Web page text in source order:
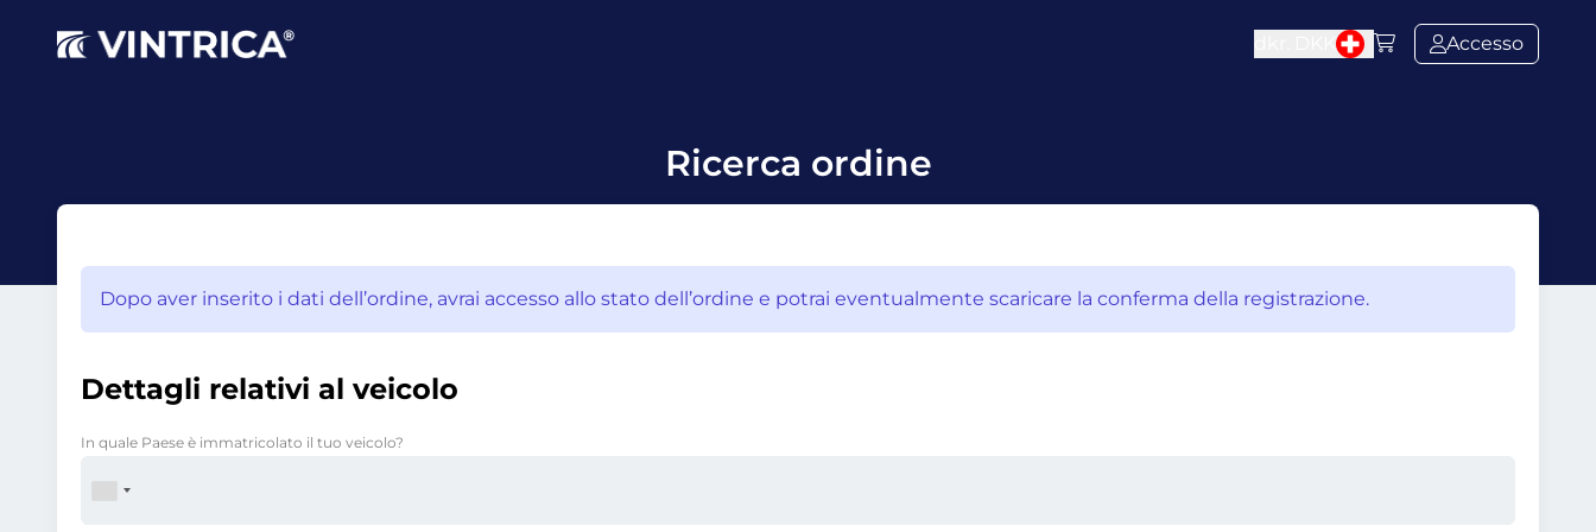
Accesso
Ricerca ordine
Dopo aver inserito i dati dell’ordine, avrai accesso allo stato dell’ordine e potrai eventualmente scaricare la conferma della registrazione.
Dettagli relativi al veicolo
In quale Paese è immatricolato il tuo veicolo?